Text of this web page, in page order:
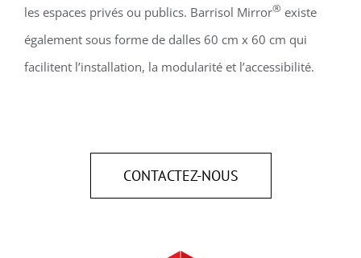
les espaces privés ou publics. Barrisol Mirror® existe
également sous forme de dalles 60 cm x 60 cm qui
facilitent l’installation, la modularité et l’accessibilité.
CONTACTEZ-NOUS